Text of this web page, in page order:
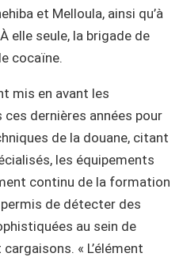
et Melloula, ainsi qu’à
elle seule, la brigade de
cocaïne.
mis en avant les
dernières années pour
de la douane, citant
les équipements
continu de la formation
de détecter des
au sein de
« L’élément